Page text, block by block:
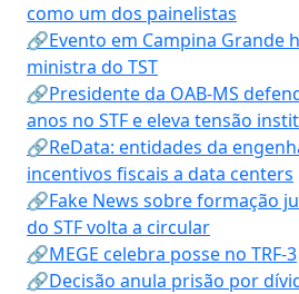
como um dos painelistas
🔗Evento em Campina Grande
ministra do TST
🔗Presidente da OAB-MS
anos no STF e eleva tensão
🔗ReData: entidades da
incentivos fiscais a data centers
🔗Fake News sobre formação
do STF volta a circular
🔗MEGE celebra posse no TRF-3
🔗Decisão anula prisão por